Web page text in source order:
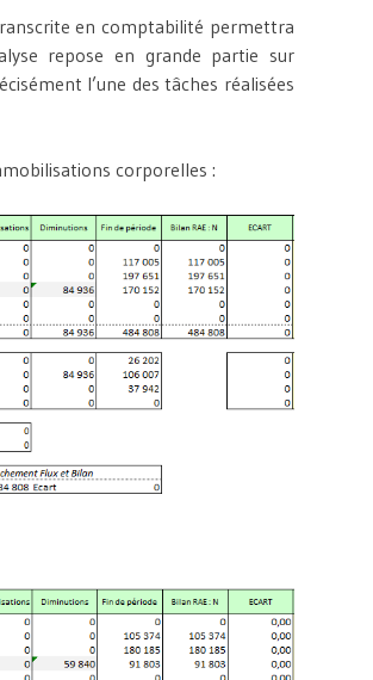
en comptabilité permettra
repose en grande partie sur
l’une des tâches réalisées
corporelles :